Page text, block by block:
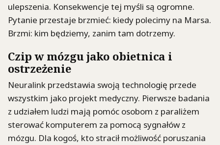
ulepszenia. Konsekwencje tej myśli są ogromne.
Pytanie przestaje brzmieć: kiedy polecimy na Marsa.
Brzmi: kim będziemy, zanim tam dotrzemy.
Czip w mózgu jako obietnica i
ostrzeżenie
Neuralink przedstawia swoją technologię przede
wszystkim jako projekt medyczny. Pierwsze badania
z udziałem ludzi mają pomóc osobom z paraliżem
sterować komputerem za pomocą sygnałów z
mózgu. Dla kogoś, kto stracił możliwość poruszania